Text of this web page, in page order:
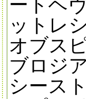
ットレ
オブス
ブロジ
シース